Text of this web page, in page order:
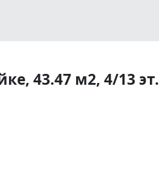
43.47 м2, 4/13 эт.